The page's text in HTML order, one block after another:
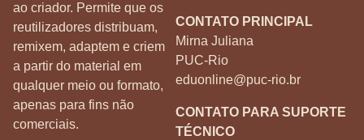
ao criador. Permite que os
reutilizadores distribuam,
remixem, adaptem e criem
a partir do material em
qualquer meio ou formato,
apenas para fins não
comerciais.
CONTATO PRINCIPAL
Mirna Juliana
PUC-Rio
eduonline@puc-rio.br
CONTATO PARA SUPORTE
TÉCNICO